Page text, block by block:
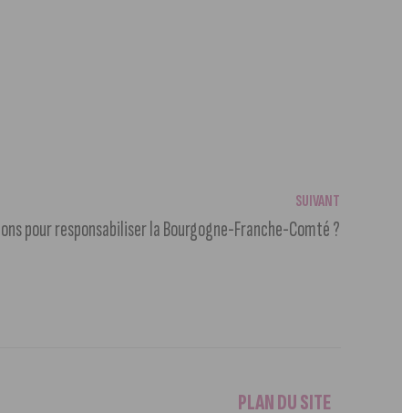
SUIVANT
pour responsabiliser la Bourgogne-Franche-Comté ?
PLAN DU SITE